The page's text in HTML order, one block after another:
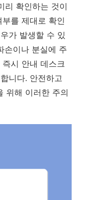
리 확인하는 것이
를 제대로 확인
가 발생할 수 있
손이나 분실에 주
시 안내 데스크
니다. 안전하고
위해 이러한 주의